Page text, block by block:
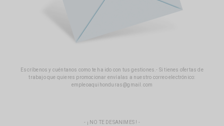
Escríbenos y cuéntanos como te ha ido con tus gestiones.- Si tienes ofertas de
trabajo que quieres promocionar envíalas a nuestro correo electrónico:
empleoaquihonduras@gmail.com
- ¡ NO TE DESANIMES ! -